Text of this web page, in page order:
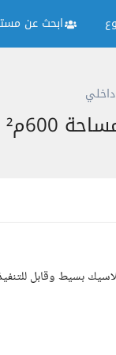
ابحث عن
600م²